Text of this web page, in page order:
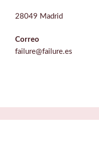
28049 Madrid
Correo
failure@failure.es